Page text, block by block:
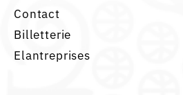
Contact
Billetterie
Elantreprises